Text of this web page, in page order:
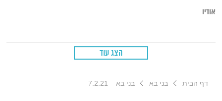
אודיו
הצג עוד
דף הבית בני בא בני בא – 7.2.21